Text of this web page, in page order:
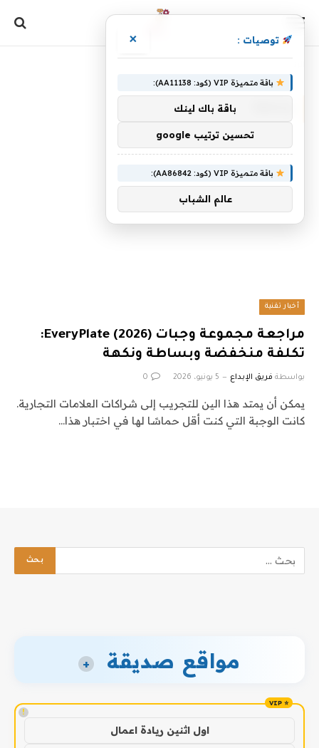
أخبار تقنية
مراجعة مجموعة وجبات EveryPlate (2026):
تكلفة منخفضة وبساطة ونكهة
بواسطة فريق الإبداع 5 يونيو، 2026 0
يمكن أن يمتد هذا الين للتجريب إلى شراكات العلامات التجارية.
كانت الوجبة التي كنت أقل حماسًا لها في اختبار هذا…
مواقع صديقة +
!
اول اثنين ريادة اعمال
توصيات : ×
باقة متميزة VIP (كود: AA11138):
باقة باك لينك
تحسين ترتيب google
باقة متميزة VIP (كود: AA86842):
عالم الشباب